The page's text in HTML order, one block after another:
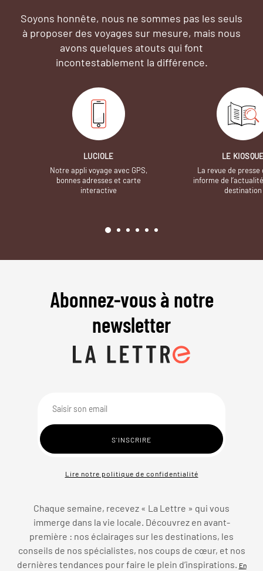
Soyons honnête, nous ne sommes pas les seuls
à proposer des voyages sur mesure, mais nous
avons quelques atouts qui font
incontestablement la différence.
LUCIOLE
Notre appli voyage avec GPS,
bonnes adresses et carte
interactive
LE
La revue de presse
informe de
destination
Abonnez-vous à notre
newsletter
Lire notre politique de confidentialité
Chaque semaine, recevez « La Lettre » qui vous
immerge dans la vie locale. Découvrez en avant-
première : nos éclairages sur les destinations, les
conseils de nos spécialistes, nos coups de cœur, et nos
dernières tendances pour faire le plein d’inspirations. En